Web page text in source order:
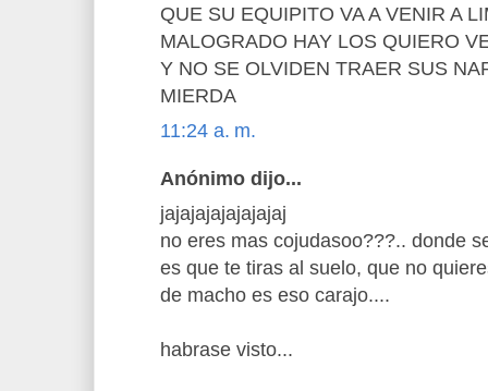
QUE SU EQUIPITO VA A VENIR A
MALOGRADO HAY LOS QUIERO
Y NO SE OLVIDEN TRAER SUS
MIERDA
11:24 a. m.
Anónimo dijo...
jajajajajajajajaj
no eres mas cojudasoo???.. donde
es que te tiras al suelo, que no
de macho es eso carajo....
habrase visto...